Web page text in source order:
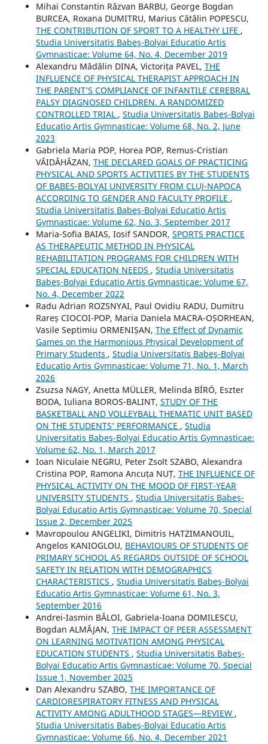
Mihai Constantin Răzvan BARBU, George Bogdan
BURCEA, Roxana DUMITRU, Marius Cătălin POPESCU,
THE CONTRIBUTION OF SPORT TO A HEALTHY LIFE ,
Studia Universitatis Babeş-Bolyai Educatio Artis
Gymnasticae: Volume 64, No. 4, December 2019
Alexandru Mădălin DINA, Victorița PAVEL, THE
INFLUENCE OF PHYSICAL THERAPIST APPROACH IN
THE PARENT’S COMPLIANCE OF INFANTILE CEREBRAL
PALSY DIAGNOSED CHILDREN. A RANDOMIZED
CONTROLLED TRIAL , Studia Universitatis Babeş-Bolyai
Educatio Artis Gymnasticae: Volume 68, No. 2, June
2023
Gabriela Maria POP, Horea POP, Remus-Cristian
VĂIDĂHĂZAN, THE DECLARED GOALS OF PRACTICING
PHYSICAL AND SPORTS ACTIVITIES BY THE STUDENTS
OF BABES-BOLYAI UNIVERSITY FROM CLUJ-NAPOCA
ACCORDING TO GENDER AND FACULTY PROFILE ,
Studia Universitatis Babeş-Bolyai Educatio Artis
Gymnasticae: Volume 62, No. 3, September 2017
Maria-Sofia BAIAS, Iosif SANDOR, SPORTS PRACTICE
AS THERAPEUTIC METHOD IN PHYSICAL
REHABILITATION PROGRAMS FOR CHILDREN WITH
SPECIAL EDUCATION NEEDS , Studia Universitatis
Babeş-Bolyai Educatio Artis Gymnasticae: Volume 67,
No. 4, December 2022
Radu Adrian ROZSNYAI, Paul Ovidiu RADU, Dumitru
Rareș CIOCOI-POP, Maria Daniela MACRA-OȘORHEAN,
Vasile Septimiu ORMENIȘAN, The Effect of Dynamic
Games on the Harmonious Physical Development of
Primary Students , Studia Universitatis Babeş-Bolyai
Educatio Artis Gymnasticae: Volume 71, No. 1, March
2026
Zsuzsa NAGY, Anetta MÜLLER, Melinda BÍRÓ, Eszter
BODA, Iuliana BOROS-BALINT, STUDY OF THE
BASKETBALL AND VOLLEYBALL THEMATIC UNIT BASED
ON THE STUDENTS’ PERFORMANCE , Studia
Universitatis Babeş-Bolyai Educatio Artis Gymnasticae:
Volume 62, No. 1, March 2017
Ioan Niculaie NEGRU, Peter Zsolt SZABO, Alexandra
Cristina POP, Ramona Ancuța NUȚ, THE INFLUENCE OF
PHYSICAL ACTIVITY ON THE MOOD OF FIRST-YEAR
UNIVERSITY STUDENTS , Studia Universitatis Babeş-
Bolyai Educatio Artis Gymnasticae: Volume 70, Special
Issue 2, December 2025
Mavropoulou ANGELIKI, Dimitris HATZIMANOUIL,
Angelos KANIOGLOU, BEHAVIOURS OF STUDENTS OF
PRIMARY SCHOOL AS REGARDS OUTSIDE OF SCHOOL
SAFETY IN RELATION WITH DEMOGRAPHICS
CHARACTERISTICS , Studia Universitatis Babeş-Bolyai
Educatio Artis Gymnasticae: Volume 61, No. 3,
September 2016
Andrei-Iasmin BĂLOI, Gabriela-Ioana DOMILESCU,
Bogdan ALMĂJAN, THE IMPACT OF PEER ASSESSMENT
ON LEARNING MOTIVATION AMONG PHYSICAL
EDUCATION STUDENTS , Studia Universitatis Babeş-
Bolyai Educatio Artis Gymnasticae: Volume 70, Special
Issue 1, November 2025
Dan Alexandru SZABO, THE IMPORTANCE OF
CARDIORESPIRATORY FITNESS AND PHYSICAL
ACTIVITY AMONG ADULTHOOD STAGES—REVIEW ,
Studia Universitatis Babeş-Bolyai Educatio Artis
Gymnasticae: Volume 66, No. 4, December 2021